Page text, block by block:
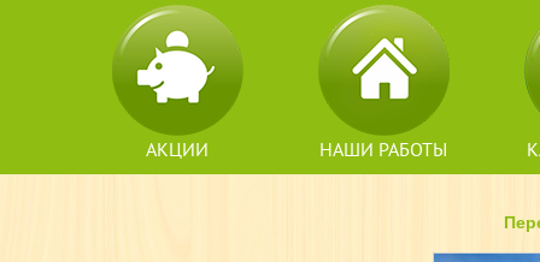
АКЦИИ НАШИ РАБОТЫ